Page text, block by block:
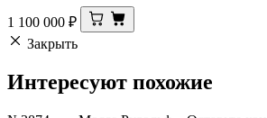
1 100 000 ₽
Закрыть
Интересуют похожие